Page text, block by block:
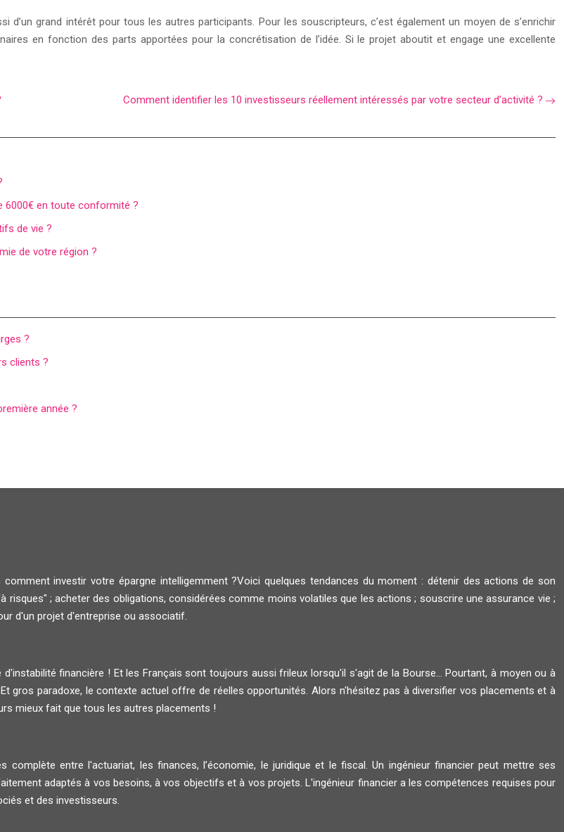
d’un grand intérêt pour tous les autres participants. Pour les souscripteurs, c’est également un moyen de s’enrichir
en fonction des parts apportées pour la concrétisation de l’idée. Si le projet aboutit et engage une excellente
Comment identifier les 10 investisseurs réellement intéressés par votre secteur d’activité ?
6000€ en toute conformité ?
de vie ?
de votre région ?
?
clients ?
année ?
investir votre épargne intelligemment ?Voici quelques tendances du moment : détenir des actions de son
; acheter des obligations, considérées comme moins volatiles que les actions ; souscrire une assurance vie ;
d'un projet d'entreprise ou associatif.
financière ! Et les Français sont toujours aussi frileux lorsqu'il s'agit de la Bourse... Pourtant, à moyen ou à
gros paradoxe, le contexte actuel offre de réelles opportunités. Alors n'hésitez pas à diversifier vos placements et à
mieux fait que tous les autres placements !
entre l'actuariat, les finances, l’économie, le juridique et le fiscal. Un ingénieur financier peut mettre ses
adaptés à vos besoins, à vos objectifs et à vos projets. L'ingénieur financier a les compétences requises pour
et des investisseurs.